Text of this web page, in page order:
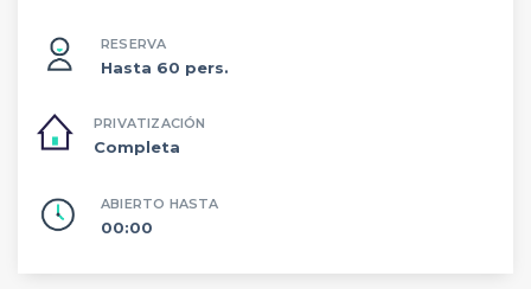
RESERVA
Hasta 60 pers.
PRIVATIZACIÓN
Completa
ABIERTO HASTA
00:00